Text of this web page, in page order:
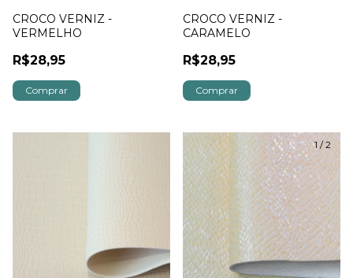
CROCO VERNIZ -
VERMELHO
R$28,95
CROCO VERNIZ -
CARAMELO
R$28,95
1/2